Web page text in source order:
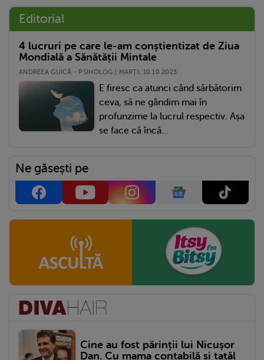
Editorial
4 lucruri pe care le-am conștientizat de Ziua
Mondială a Sănătății Mintale
ANDREEA GUICĂ - PSIHOLOG | MARŢI, 10.10.2023
E firesc ca atunci când sărbătorim
ceva, să ne gândim mai în
profunzime la lucrul respectiv. Așa
se face că încă...
Ne găsești pe
Cine au fost părinții lui Nicușor
Dan. Cu mama contabilă și tatăl